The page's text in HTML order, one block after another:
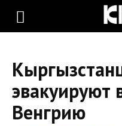
KLOOP.KG
Новости
эвакуируют
Венгрию